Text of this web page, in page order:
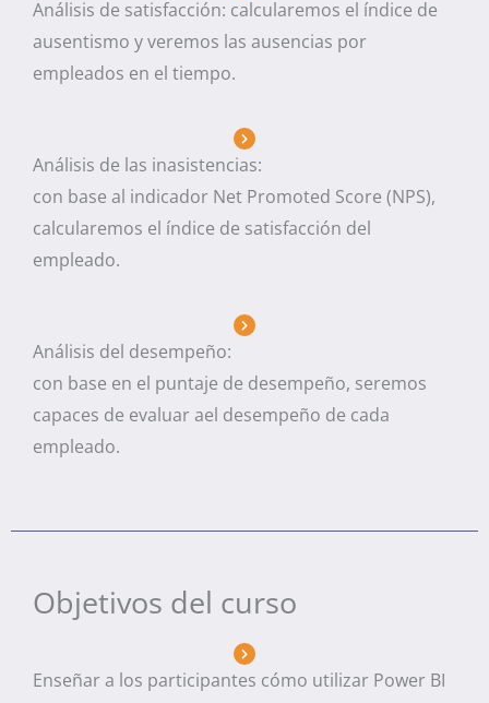
Análisis de satisfacción: calcularemos el índice de
ausentismo y veremos las ausencias por
empleados en el tiempo.
Análisis de las inasistencias:
con base al indicador Net Promoted Score (NPS),
calcularemos el índice de satisfacción del
empleado.
Análisis del desempeño:
con base en el puntaje de desempeño, seremos
capaces de evaluar ael desempeño de cada
empleado.
Objetivos del curso
Enseñar a los participantes cómo utilizar Power BI